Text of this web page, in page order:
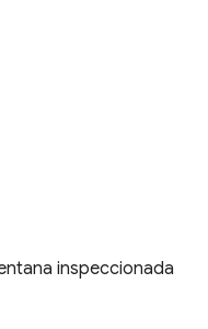
inspeccionada